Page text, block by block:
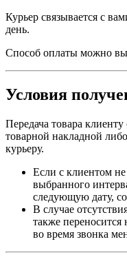
Курьер связывается с
день.
Способ оплаты можно
Условия
Передача товара
товарной накладной
курьеру.
Если с клиентом не
выбранного
следующую дату,
В случае
также
во время звонка